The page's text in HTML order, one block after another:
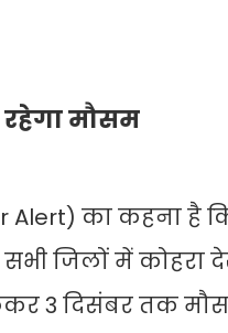
मौसम
Alert) का कहना है
जिलों में
3 दिसंबर तक